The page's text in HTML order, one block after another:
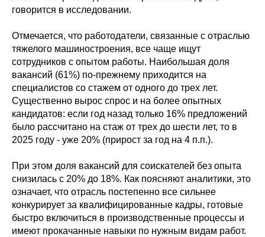
говорится в исследовании.
Отмечается, что работодатели, связанные с отраслью
тяжелого машиностроения, все чаще ищут
сотрудников с опытом работы. Наибольшая доля
вакансий (61%) по-прежнему приходится на
специалистов со стажем от одного до трех лет.
Существенно вырос спрос и на более опытных
кандидатов: если год назад только 16% предложений
было рассчитано на стаж от трех до шести лет, то в
2025 году - уже 20% (прирост за год на 4 п.п.).
При этом доля вакансий для соискателей без опыта
снизилась с 20% до 18%. Как поясняют аналитики, это
означает, что отрасль постепенно все сильнее
конкурирует за квалифицированные кадры, готовые
быстро включиться в производственные процессы и
имеют прокачанные навыки по нужным видам работ.